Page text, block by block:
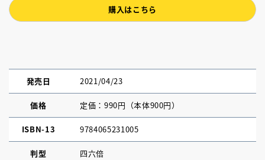
購入はこちら
発売日 2021/04/23
価格 定価：990円（本体900円）
ISBN-13 9784065231005
判型 四六倍